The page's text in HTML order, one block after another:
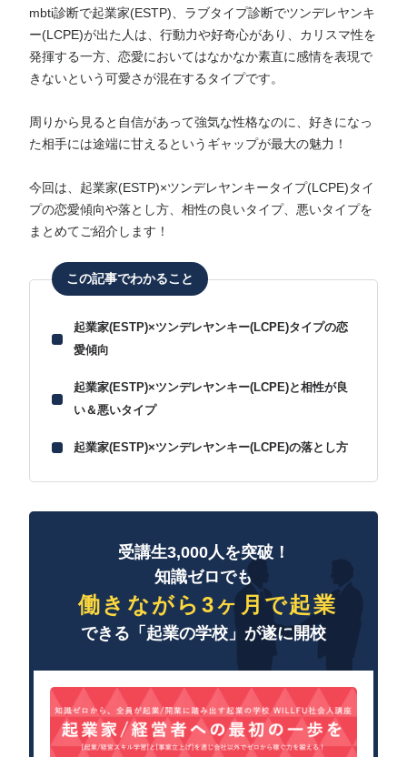
mbti診断で起業家(ESTP)、ラブタイプ診断でツンデレヤンキ
ー(LCPE)が出た人は、行動力や好奇心があり、カリスマ性を
発揮する一方、恋愛においてはなかなか素直に感情を表現で
きないという可愛さが混在するタイプです。
周りから見ると自信があって強気な性格なのに、好きになっ
た相手には途端に甘えるというギャップが最大の魅力！
今回は、起業家(ESTP)×ツンデレヤンキータイプ(LCPE)タイ
プの恋愛傾向や落とし方、相性の良いタイプ、悪いタイプを
まとめてご紹介します！
この記事でわかること
起業家(ESTP)×ツンデレヤンキー(LCPE)タイプの恋
愛傾向
起業家(ESTP)×ツンデレヤンキー(LCPE)と相性が良
い＆悪いタイプ
起業家(ESTP)×ツンデレヤンキー(LCPE)の落とし方
受講生3,000人を突破！
知識ゼロでも
働きながら3ヶ月で起業
できる「起業の学校」が遂に開校